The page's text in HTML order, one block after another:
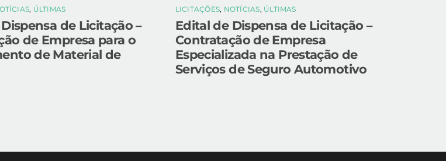
, ÚLTIMAS
de Licitação –
de Empresa para o
de Material de
LICITAÇÕES, NOTÍCIAS, ÚLTIMAS
Edital de Dispensa de Licitação –
Contratação de Empresa
Especializada na Prestação de
Serviços de Seguro Automotivo